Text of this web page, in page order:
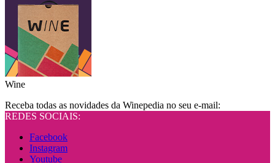
Wine
Receba todas as novidades da Winepedia no seu e-mail:
REDES SOCIAIS:
Facebook
Instagram
Youtube